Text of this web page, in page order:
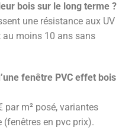
bois sur le long terme ?
une résistance aux UV
moins 10 ans sans
fenêtre PVC effet bois
par m² posé, variantes
en pvc prix).